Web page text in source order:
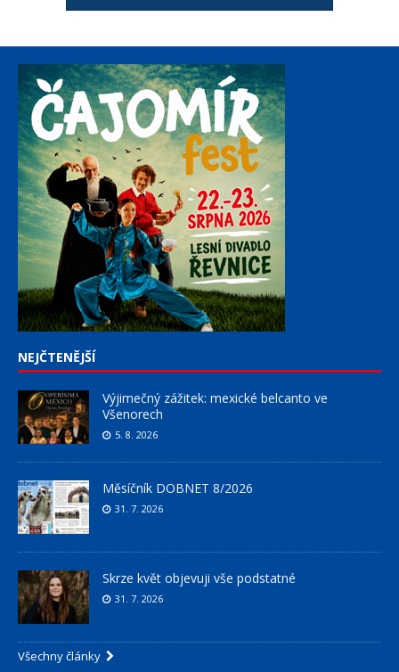
NEJČTENĚJŠÍ
Výjimečný zážitek: mexické belcanto ve
Všenorech
5. 8. 2026
Měsíčník DOBNET 8/2026
31. 7. 2026
Skrze květ objevuji vše podstatné
31. 7. 2026
Všechny články